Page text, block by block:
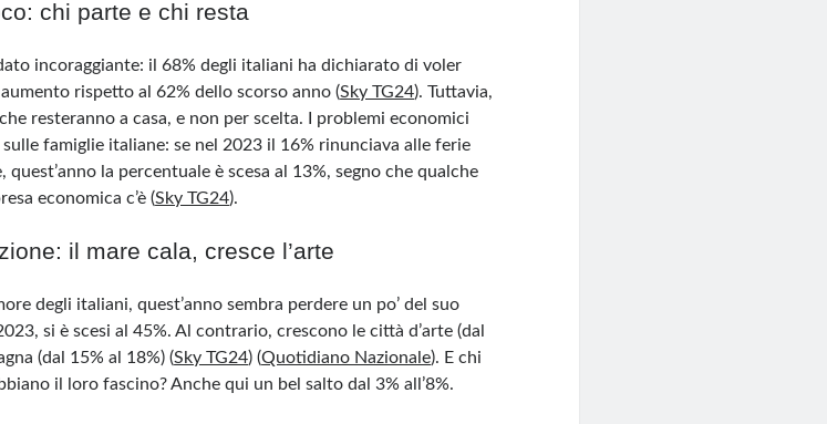
chi parte e chi resta
incoraggiante: il 68% degli italiani ha dichiarato di voler
rispetto al 62% dello scorso anno​ (Sky TG24). Tuttavia,
resteranno a casa, e non per scelta. I problemi economici
famiglie italiane: se nel 2023 il 16% rinunciava alle ferie
quest’anno la percentuale è scesa al 13%, segno che qualche
economica c’è​ (Sky TG24).
il mare cala, cresce l’arte
degli italiani, quest’anno sembra perdere un po’ del suo
si è scesi al 45%. Al contrario, crescono le città d’arte (dal
(dal 15% al 18%)​ (Sky TG24)​ (Quotidiano Nazionale). E chi
il loro fascino? Anche qui un bel salto dal 3% all’8%.